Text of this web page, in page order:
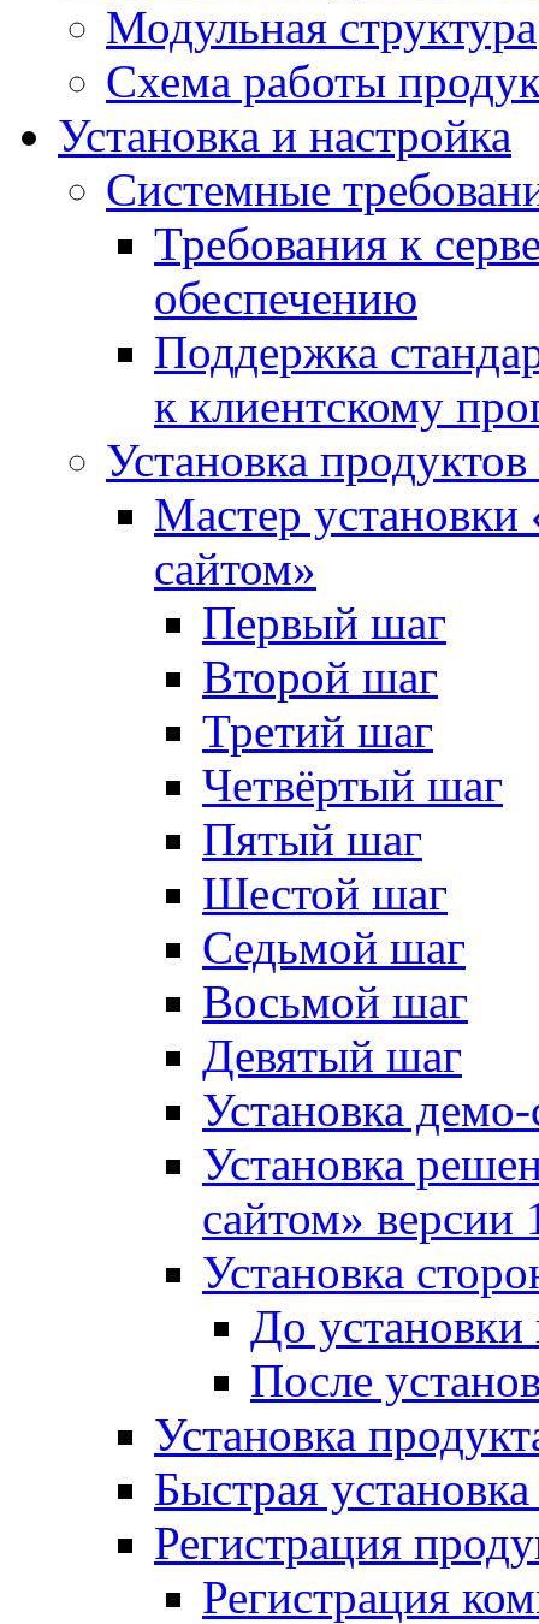
Модульная структура
Схема работы
Установка и настройка
Системные
Требования к
обеспечению
Поддержка
к клиентскому
Установка
Мастер
сайтом»
Первый шаг
Второй шаг
Третий шаг
Четвёртый шаг
Пятый шаг
Шестой шаг
Седьмой шаг
Восьмой шаг
Девятый шаг
Установка
Установка
сайтом»
Установка
До установки
После
Установка
Быстрая
Регистрация
Регистрация